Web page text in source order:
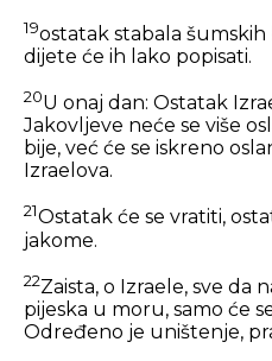
19ostatak stabala
dijete će ih lako popisati.
20U onaj dan: Ostatak
Jakovljeve neće se više
bije, već će se iskreno
Izraelova.
21Ostatak će se vratiti,
jakome.
22Zaista, o Izraele, sve da
pijeska u moru, samo će
Određeno je uništenje,